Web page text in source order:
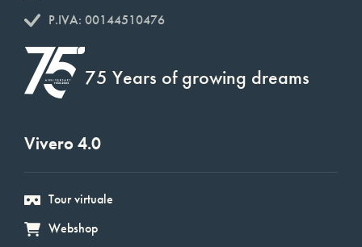
P.IVA: 00144510476
75 Years of growing dreams
Vivero 4.0
Tour virtuale
Webshop